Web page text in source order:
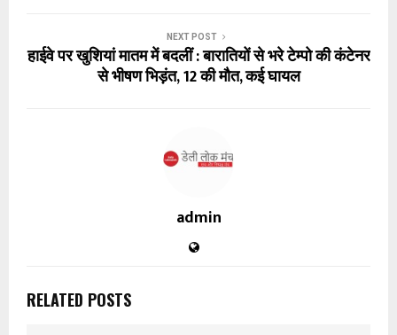
NEXT POST
हाईवे पर खुशियां मातम में बदलीं : बारातियों से भरे टेम्पो की कंटेनर
से भीषण भिड़ंत, 12 की मौत, कई घायल
admin
RELATED POSTS